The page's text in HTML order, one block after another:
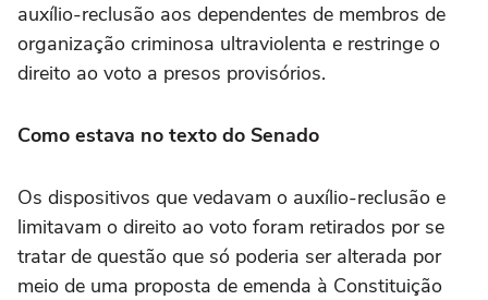
auxílio-reclusão aos dependentes de membros de
organização criminosa ultraviolenta e restringe o
direito ao voto a presos provisórios.
Como estava no texto do Senado
Os dispositivos que vedavam o auxílio-reclusão e
limitavam o direito ao voto foram retirados por se
tratar de questão que só poderia ser alterada por
meio de uma proposta de emenda à Constituição